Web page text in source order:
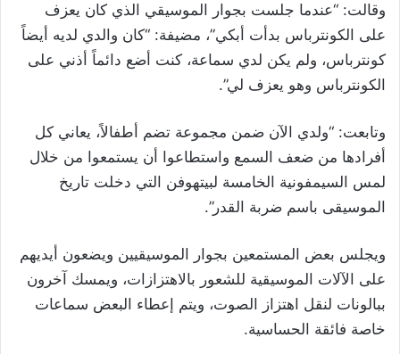
وقالت: “عندما جلست بجوار الموسيقي الذي كان يعزف
على الكونترباس بدأت أبكي”، مضيفة: “كان والدي لديه أيضاً
كونترباس، ولم يكن لدي سماعة، كنت أضع دائماً أذني على
الكونترباس وهو يعزف لي”.
وتابعت: “ولدي الآن ضمن مجموعة تضم أطفالاً، يعاني كل
أفرادها من ضعف السمع واستطاعوا أن يستمعوا من خلال
لمس السيمفونية الخامسة لبيتهوفن التي دخلت تاريخ
الموسيقى باسم ضربة القدر”.
ويجلس بعض المستمعين بجوار الموسيقيين ويضعون أيديهم
على الآلات الموسيقية للشعور بالاهتزازات، ويمسك آخرون
ببالونات لنقل اهتزاز الصوت، ويتم إعطاء البعض سماعات
خاصة فائقة الحساسية.